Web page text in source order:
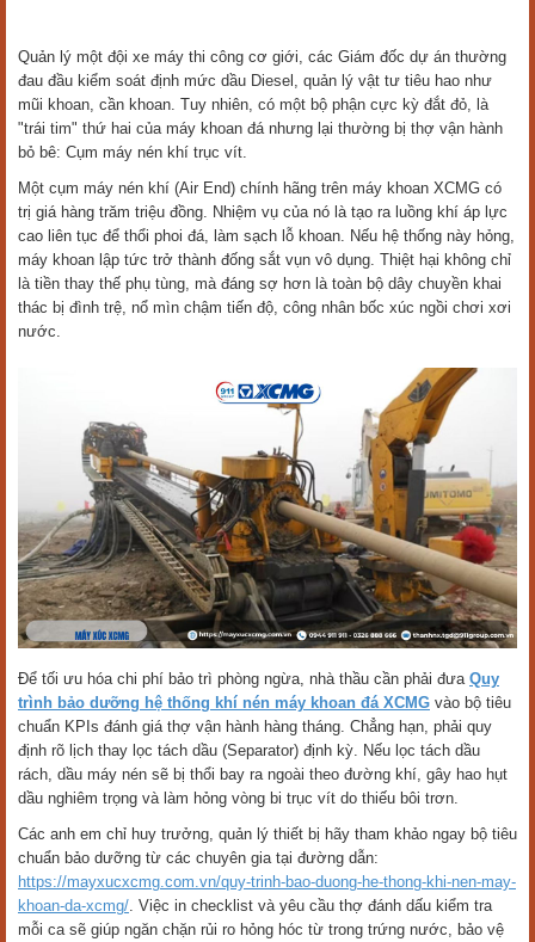
Quản lý một đội xe máy thi công cơ giới, các Giám đốc dự án thường
đau đầu kiểm soát định mức dầu Diesel, quản lý vật tư tiêu hao như
mũi khoan, cần khoan. Tuy nhiên, có một bộ phận cực kỳ đắt đỏ, là
"trái tim" thứ hai của máy khoan đá nhưng lại thường bị thợ vận hành
bỏ bê: Cụm máy nén khí trục vít.
Một cụm máy nén khí (Air End) chính hãng trên máy khoan XCMG có
trị giá hàng trăm triệu đồng. Nhiệm vụ của nó là tạo ra luồng khí áp lực
cao liên tục để thổi phoi đá, làm sạch lỗ khoan. Nếu hệ thống này hỏng,
máy khoan lập tức trở thành đống sắt vụn vô dụng. Thiệt hại không chỉ
là tiền thay thế phụ tùng, mà đáng sợ hơn là toàn bộ dây chuyền khai
thác bị đình trệ, nổ mìn chậm tiến độ, công nhân bốc xúc ngồi chơi xơi
nước.
Để tối ưu hóa chi phí bảo trì phòng ngừa, nhà thầu cần phải đưa Quy
trình bảo dưỡng hệ thống khí nén máy khoan đá XCMG vào bộ tiêu
chuẩn KPIs đánh giá thợ vận hành hàng tháng. Chẳng hạn, phải quy
định rõ lịch thay lọc tách dầu (Separator) định kỳ. Nếu lọc tách dầu
rách, dầu máy nén sẽ bị thổi bay ra ngoài theo đường khí, gây hao hụt
dầu nghiêm trọng và làm hỏng vòng bi trục vít do thiếu bôi trơn.
Các anh em chỉ huy trưởng, quản lý thiết bị hãy tham khảo ngay bộ tiêu
chuẩn bảo dưỡng từ các chuyên gia tại đường dẫn:
https://mayxucxcmg.com.vn/quy-trinh-bao-duong-he-thong-khi-nen-may-
khoan-da-xcmg/. Việc in checklist và yêu cầu thợ đánh dấu kiểm tra
mỗi ca sẽ giúp ngăn chặn rủi ro hỏng hóc từ trong trứng nước, bảo vệ